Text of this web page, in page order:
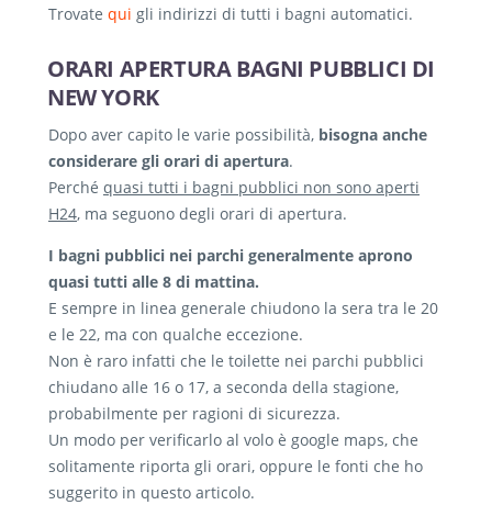
Trovate qui gli indirizzi di tutti i bagni automatici.
ORARI APERTURA BAGNI PUBBLICI DI
NEW YORK
Dopo aver capito le varie possibilità, bisogna anche
considerare gli orari di apertura.
Perché quasi tutti i bagni pubblici non sono aperti
H24, ma seguono degli orari di apertura.
I bagni pubblici nei parchi generalmente aprono
quasi tutti alle 8 di mattina.
E sempre in linea generale chiudono la sera tra le 20
e le 22, ma con qualche eccezione.
Non è raro infatti che le toilette nei parchi pubblici
chiudano alle 16 o 17, a seconda della stagione,
probabilmente per ragioni di sicurezza.
Un modo per verificarlo al volo è google maps, che
solitamente riporta gli orari, oppure le fonti che ho
suggerito in questo articolo.